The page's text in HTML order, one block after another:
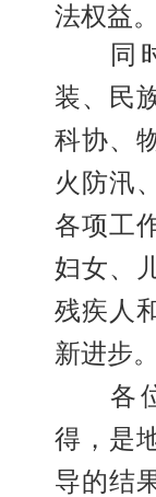
法权益。
同时
装、 民
科协、
火防汛、
各项工
妇女、
残疾人
新进步。
各位
得，是
导的结